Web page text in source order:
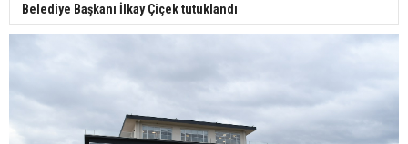
Belediye Başkanı İlkay Çiçek tutuklandı